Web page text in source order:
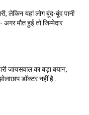
लेकिन यहां लोग बूंद-बूंद पानी
अगर मौत हुई तो जिम्मेदार
जायसवाल का बड़ा बयान,
डॉक्टर नहीं है…